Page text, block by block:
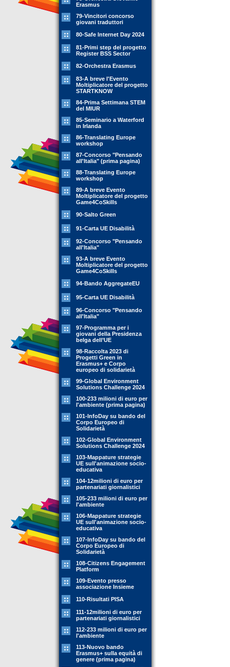
Erasmus
79-Vincitori concorso
giovani traduttori
80-Safe Internet Day 2024
81-Primi step del progetto
Register BSS Sector
82-Orchestra Erasmus
83-A breve l'Evento
Moltiplicatore del progetto
STARTKNOW
84-Prima Settimana STEM
del MIUR
85-Seminario a Waterford
in Irlanda
86-Translating Europe
workshop
87-Concorso "Pensando
all'Italia" (prima pagina)
88-Translating Europe
workshop
89-A breve Evento
Moltiplicatore del progetto
Game4CoSkills
90-Salto Green
91-Carta UE Disabilità
92-Concorso "Pensando
all'Italia"
93-A breve Evento
Moltiplicatore del progetto
Game4CoSkills
94-Bando AggregateEU
95-Carta UE Disabilità
96-Concorso "Pensando
all'Italia"
97-Programma per i
giovani della Presidenza
belga dell’UE
98-Raccolta 2023 di
Progetti Green in
Erasmus+ e Corpo
europeo di solidarietà
99-Global Environment
Solutions Challenge 2024
100-233 milioni di euro per
l'ambiente (prima pagina)
101-InfoDay su bando del
Corpo Europeo di
Solidarietà
102-Global Environment
Solutions Challenge 2024
103-Mappature strategie
UE sull'animazione socio-
educativa
104-12milioni di euro per
partenariati giornalistici
105-233 milioni di euro per
l'ambiente
106-Mappature strategie
UE sull'animazione socio-
educativa
107-InfoDay su bando del
Corpo Europeo di
Solidarietà
108-Citizens Engagement
Platform
109-Evento presso
associazione Insieme
110-Risultati PISA
111-12milioni di euro per
partenariati giornalistici
112-233 milioni di euro per
l'ambiente
113-Nuovo bando
Erasmus+ sulla equità di
genere (prima pagina)